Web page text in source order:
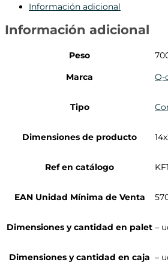
Información adicional
Información adicional
Peso
Marca
Q-
Tipo
Dimensiones de producto
Ref en catálogo
EAN Unidad Mínima de Venta
Dimensiones y cantidad en palet –
Dimensiones y cantidad en caja –